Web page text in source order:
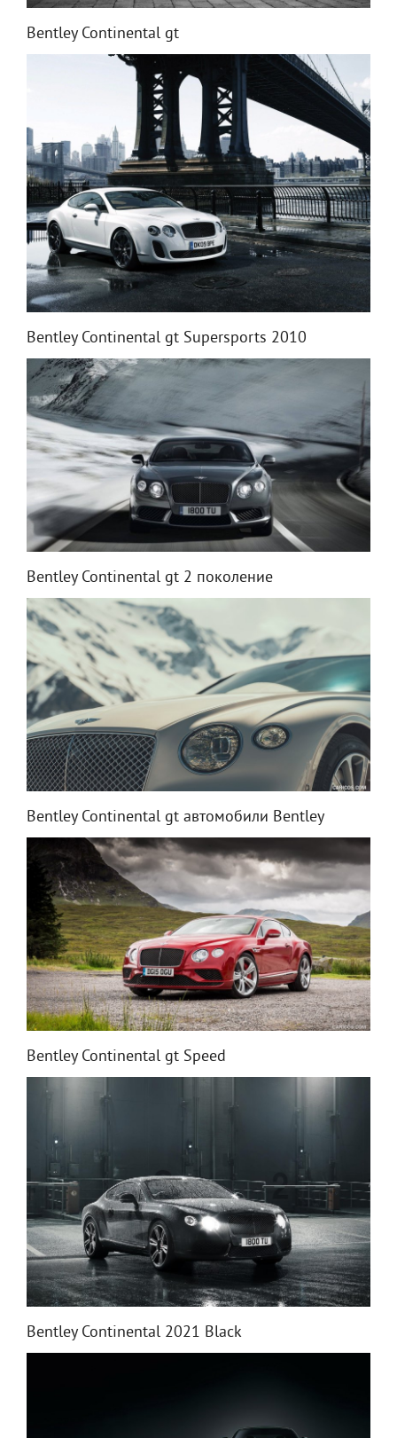
Bentley Continental gt
Bentley Continental gt Supersports 2010
Bentley Continental gt 2 поколение
Bentley Continental gt автомобили Bentley
Bentley Continental gt Speed
Bentley Continental 2021 Black